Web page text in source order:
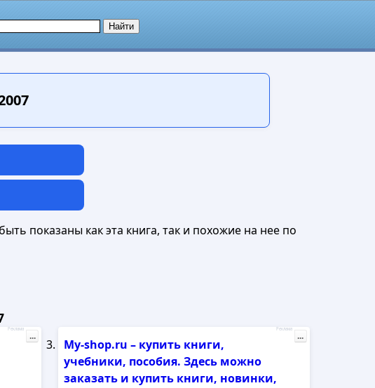
показаны как эта книга, так и похожие на нее по
Реклама
...
My-shop.ru – купить книги,
учебники, пособия. Здесь можно
заказать и купить книги, новинки,
Реклама
...